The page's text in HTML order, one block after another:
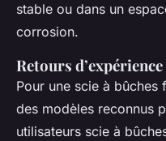
stable ou dans un
corrosion.
Retours
Pour une scie à
des modèles reconnus
utilisateurs scie à